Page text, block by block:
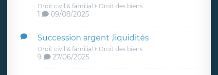
Droit civil & familial Droit des biens
1 09/08/2025
Succession argent ,liquidités
Droit civil & familial Droit des biens
9 27/06/2025